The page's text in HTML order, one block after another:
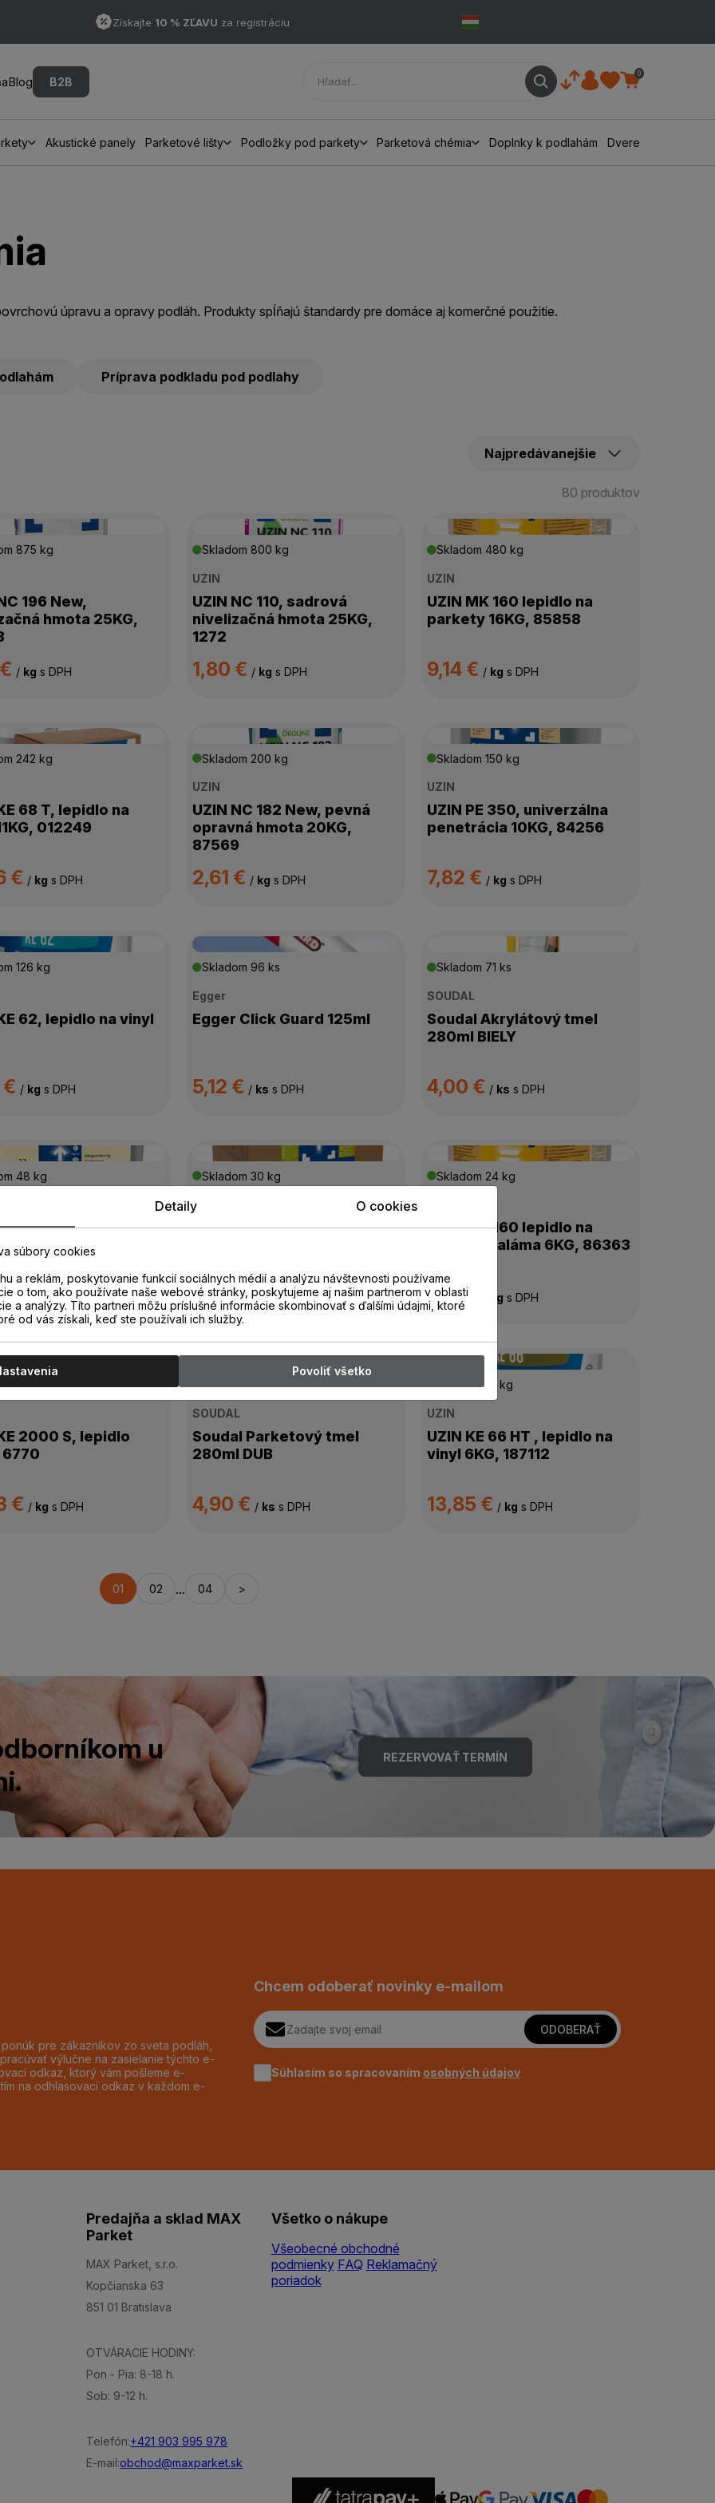
Získajte 10 % ZĽAVU za registráciu
Blog B2B
0
Akustické panely Parketové lišty Podložky pod parkety Parketová chémia Doplnky k podlahám Dvere
úpravu a opravy podláh. Produkty spĺňajú štandardy pre domáce aj komerčné použitie.
Príprava podkladu pod podlahy
80 produktov
875 kg
196 New,
hmota 25KG,
/ kg s DPH
Skladom 800 kg
UZIN
UZIN NC 110, sadrová
nivelizačná hmota 25KG,
1272
1,80 € / kg s DPH
Skladom 480 kg
UZIN
UZIN MK 160 lepidlo na
parkety 16KG, 85858
9,14 € / kg s DPH
242 kg
68 T, lepidlo na
012249
€ / kg s DPH
Skladom 200 kg
UZIN
UZIN NC 182 New, pevná
opravná hmota 20KG,
87569
2,61 € / kg s DPH
Skladom 150 kg
UZIN
UZIN PE 350, univerzálna
penetrácia 10KG, 84256
7,82 € / kg s DPH
126 kg
62, lepidlo na vinyl
/ kg s DPH
Skladom 96 ks
Egger
Egger Click Guard 125ml
5,12 € / ks s DPH
Skladom 71 ks
SOUDAL
Soudal Akrylátový tmel
280ml BIELY
4,00 € / ks s DPH
48 kg
penetrácia
47523
€/kgs DPH
Skladom 30 kg
UZIN
UZIN PE 260 cube,
11,05 €/kgs DPH
Skladom 24 kg
UZIN MK 160 lepidlo na
parkety saláma 6KG, 86363
9,14 € kg s DPH
19 kg
2000 S, lepidlo
6770
€ / kg s DPH
Skladom18 ks
SOUDAL
Soudal Parketový tmel
280ml DUB
4,90 € / ks s DPH
Skladom 18 kg
UZIN
UZIN KE 66 HT , lepidlo na
vinyl 6KG, 187112
13,85 € / kg s DPH
01 02 ... 04 >
u
REZERVOVAŤ TERMÍN
pre zákazníkov zo sveta podláh,
výlučne na zasielanie týchto e-
odkaz, ktorý vám pošleme e-
na odhlasovací odkaz v každom e-
Chcem odoberať novinky e-mailom
ODOBERAŤ
Súhlasím so spracovaním osobných údajov
Predajňa a sklad MAX
Parket
MAX Parket, s.r.o.
Kopčianska 63
851 01 Bratislava
OTVÁRACIE HODINY:
Pon - Pia: 8-18 h.
Sob: 9-12 h.
Telefón:+421 903 995 978
E-mail:obchod@maxparket.sk
Všetko o nákupe
Všeobecné obchodné
podmienky FAQ Reklamačný
poriadok
Detaily O cookies
súbory cookies
a reklám, poskytovanie funkcií sociálnych médií a analýzu návštevnosti používame
o tom, ako používate naše webové stránky, poskytujeme aj našim partnerom v oblasti
a analýzy. Títo partneri môžu príslušné informácie skombinovať s ďalšími údajmi, ktoré
od vás získali, keď ste používali ich služby.
Povoliť všetko